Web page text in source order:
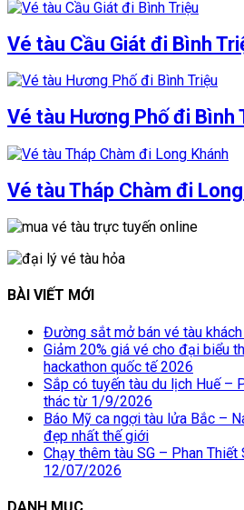
Vé tàu Cầu Giát đi Bình
Vé tàu Hương Phố đi Bình
Vé tàu Tháp Chàm đi
BÀI VIẾT MỚI
Đường sắt mở bán vé tàu
Giảm 20% giá vé cho đại biểu
hackathon quốc tế 2026
Sắp có tuyến tàu du lịch Huế –
thác từ 1/9/2026
Báo Mỹ ca ngợi tàu lửa Bắc –
đẹp nhất thế giới
Chạy thêm tàu SG – Phan
12/07/2026